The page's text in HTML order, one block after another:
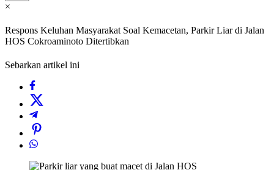
×
Respons Keluhan Masyarakat Soal Kemacetan, Parkir Liar di Jalan
HOS Cokroaminoto Ditertibkan
Sebarkan artikel ini